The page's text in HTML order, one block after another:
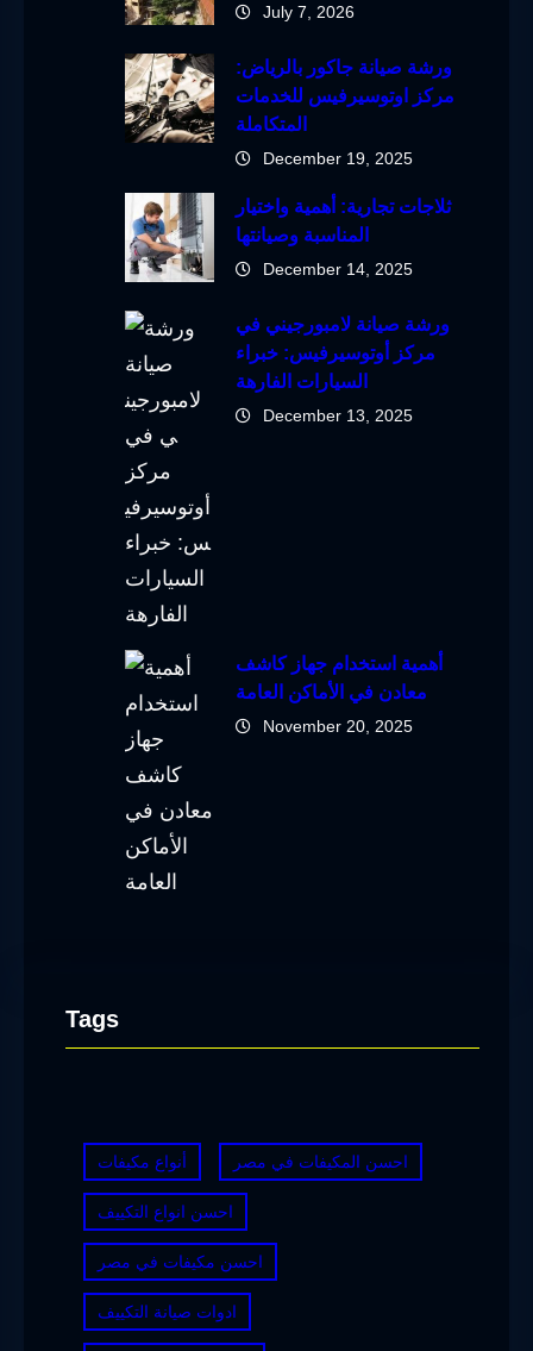
July 7, 2026
ورشة صيانة جاكور بالرياض:
مركز اوتوسيرفيس للخدمات
المتكاملة
December 19, 2025
ثلاجات تجارية: أهمية واختيار
المناسبة وصيانتها
December 14, 2025
ورشة صيانة لامبورجيني في
مركز أوتوسيرفيس: خبراء
السيارات الفارهة
December 13, 2025
أهمية استخدام جهاز كاشف
معادن في الأماكن العامة
November 20, 2025
Tags
أنواع مكيفات احسن المكيفات في مصر
احسن انواع التكييف
احسن مكيفات في مصر
ادوات صيانة التكييف